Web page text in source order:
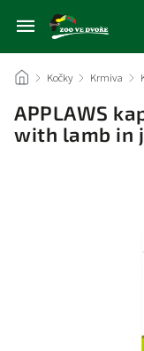
/ Kočky / Krmiva /
APPLAWS
with lamb in